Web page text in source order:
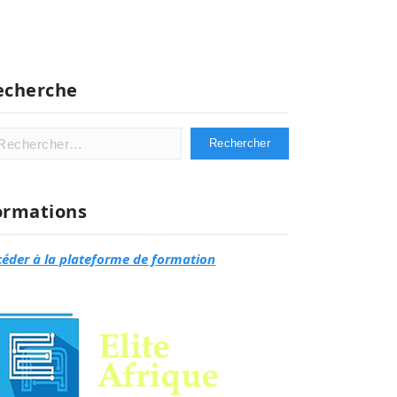
:
à la plateforme de formation